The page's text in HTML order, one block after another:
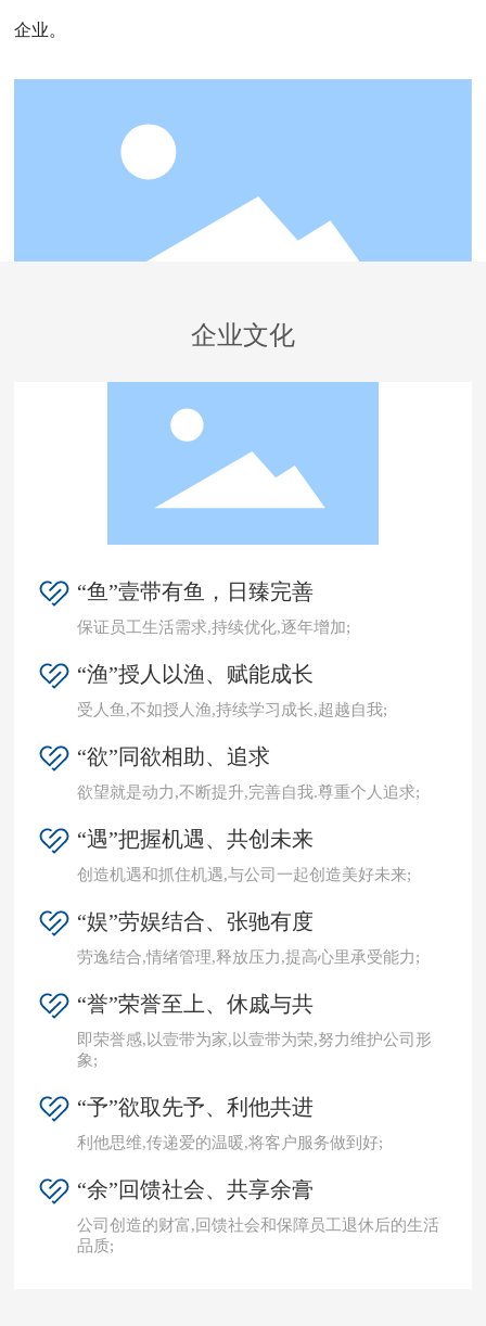
企业。
企业文化
“鱼”壹带有鱼，日臻完善
保证员工生活需求,持续优化,逐年增加;
“渔”授人以渔、赋能成长
受人鱼,不如授人渔,持续学习成长,超越自我;
“欲”同欲相助、追求
欲望就是动力,不断提升,完善自我.尊重个人追求;
“遇”把握机遇、共创未来
创造机遇和抓住机遇,与公司一起创造美好未来;
“娱”劳娱结合、张驰有度
劳逸结合,情绪管理,释放压力,提高心里承受能力;
“誉”荣誉至上、休戚与共
即荣誉感,以壹带为家,以壹带为荣,努力维护公司形
象;
“予”欲取先予、利他共进
利他思维,传递爱的温暖,将客户服务做到好;
“余”回馈社会、共享余膏
公司创造的财富,回馈社会和保障员工退休后的生活
品质;